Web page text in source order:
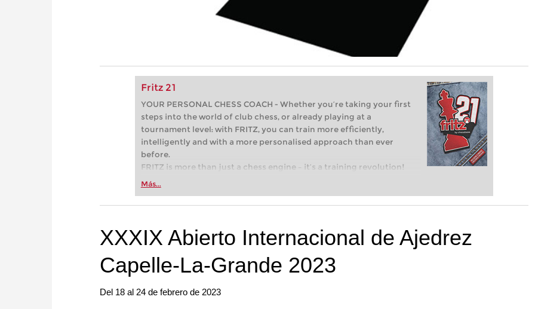
Fritz 21
YOUR PERSONAL CHESS COACH - Whether you’re taking your first
steps into the world of club chess, or already playing at a
tournament level: with FRITZ, you can train more efficiently,
intelligently and with a more personalised approach than ever
before.
FRITZ is more than just a chess engine – it’s a training revolution!
Whether you’re taking your first steps into the world of club chess,
more efficiently, intelligently and with a more personalised
Más...
XXXIX Abierto Internacional de Ajedrez
Capelle-La-Grande 2023
Del 18 al 24 de febrero de 2023